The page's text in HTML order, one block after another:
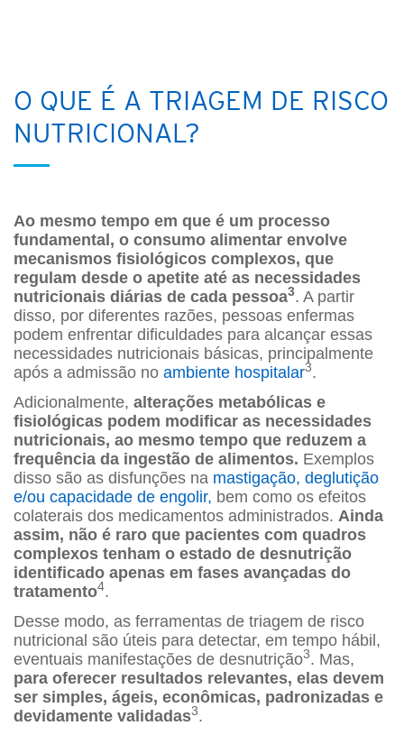
O QUE É A TRIAGEM DE RISCO
NUTRICIONAL?
Ao mesmo tempo em que é um processo
fundamental, o consumo alimentar envolve
mecanismos fisiológicos complexos, que
regulam desde o apetite até as necessidades
nutricionais diárias de cada pessoa3. A partir
disso, por diferentes razões, pessoas enfermas
podem enfrentar dificuldades para alcançar essas
necessidades nutricionais básicas, principalmente
após a admissão no ambiente hospitalar3.
Adicionalmente, alterações metabólicas e
fisiológicas podem modificar as necessidades
nutricionais, ao mesmo tempo que reduzem a
frequência da ingestão de alimentos. Exemplos
disso são as disfunções na mastigação, deglutição
e/ou capacidade de engolir, bem como os efeitos
colaterais dos medicamentos administrados. Ainda
assim, não é raro que pacientes com quadros
complexos tenham o estado de desnutrição
identificado apenas em fases avançadas do
tratamento4.
Desse modo, as ferramentas de triagem de risco
nutricional são úteis para detectar, em tempo hábil,
eventuais manifestações de desnutrição3. Mas,
para oferecer resultados relevantes, elas devem
ser simples, ágeis, econômicas, padronizadas e
devidamente validadas3.